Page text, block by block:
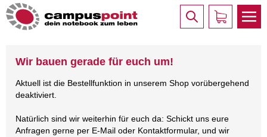
Wir bauen gerade für euch um!
Aktuell ist die Bestellfunktion in unserem Shop vorübergehend
deaktiviert.
Natürlich sind wir weiterhin für euch da: Schickt uns eure
Anfragen gerne per E-Mail oder Kontaktformular, und wir